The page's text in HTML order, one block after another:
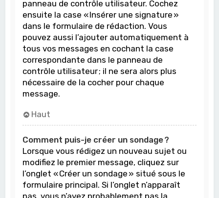
panneau de contrôle utilisateur. Cochez
ensuite la case « Insérer une signature »
dans le formulaire de rédaction. Vous
pouvez aussi l’ajouter automatiquement à
tous vos messages en cochant la case
correspondante dans le panneau de
contrôle utilisateur ; il ne sera alors plus
nécessaire de la cocher pour chaque
message.
Haut
Comment puis-je créer un sondage ?
Lorsque vous rédigez un nouveau sujet ou
modifiez le premier message, cliquez sur
l’onglet « Créer un sondage » situé sous le
formulaire principal. Si l’onglet n’apparaît
pas, vous n’avez probablement pas la